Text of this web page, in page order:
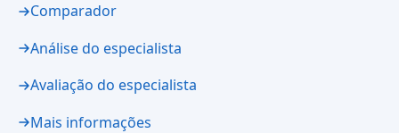
Comparador
Análise do especialista
Avaliação do especialista
Mais informações